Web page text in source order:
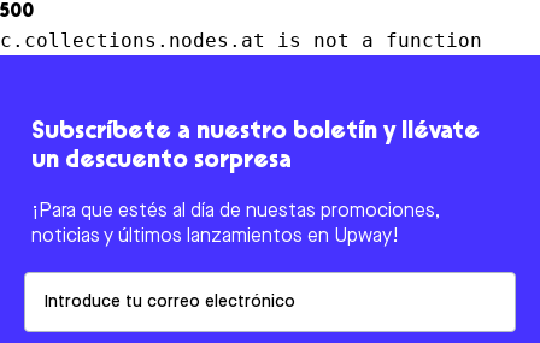
500
c.collections.nodes.at is not a function
Subscríbete a nuestro boletín y llévate
un descuento sorpresa
¡Para que estés al día de nuestas promociones,
noticias y últimos lanzamientos en Upway!